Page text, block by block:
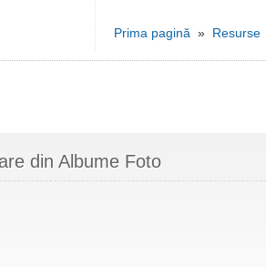
Prima pagină » Resurse
din Albume Foto